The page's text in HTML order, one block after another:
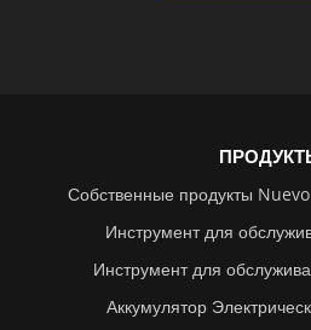
Собственные продукты Nuevo
Инструмент для
Инструмент для
Аккумулятор